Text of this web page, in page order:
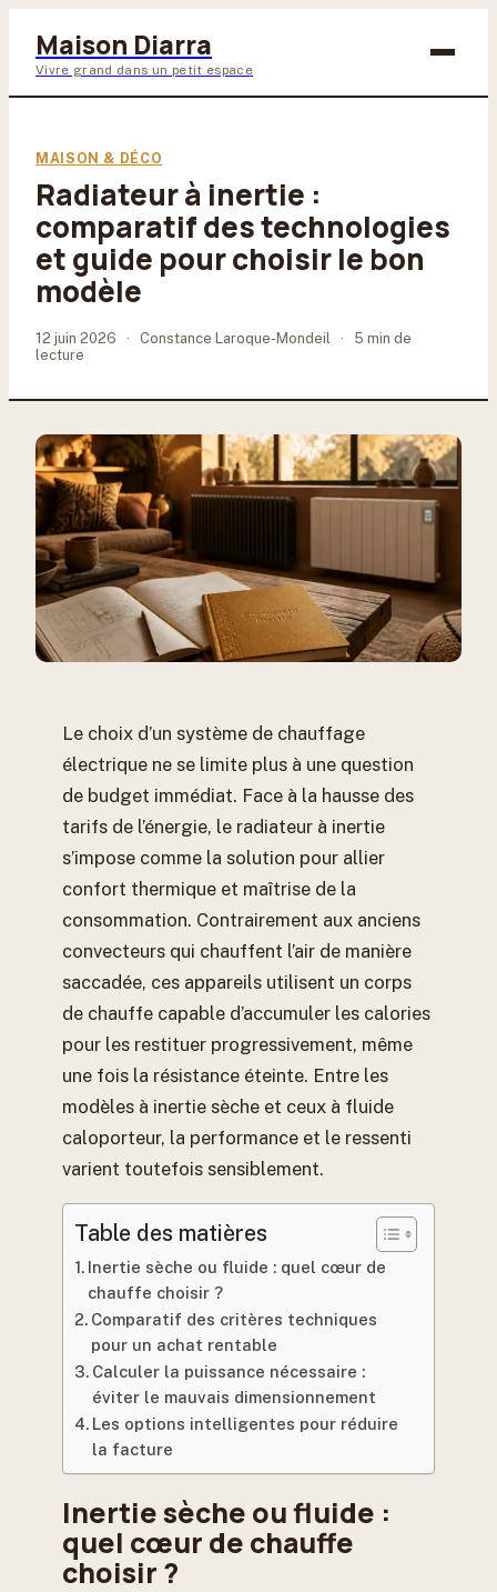
Maison Diarra
Vivre grand dans un petit espace
Maison & Déco
Jardinage
Lifestyle
MAISON & DÉCO
Radiateur à inertie :
comparatif des technologies
et guide pour choisir le bon
modèle
12 juin 2026 · Constance Laroque-Mondeil ·
5 min de
lecture
Le choix d’un système de chauffage
électrique ne se limite plus à une question
de budget immédiat. Face à la hausse des
tarifs de l’énergie, le radiateur à inertie
s’impose comme la solution pour allier
confort thermique et maîtrise de la
consommation. Contrairement aux anciens
convecteurs qui chauffent l’air de manière
saccadée, ces appareils utilisent un corps
de chauffe capable d’accumuler les calories
pour les restituer progressivement, même
une fois la résistance éteinte. Entre les
modèles à inertie sèche et ceux à fluide
caloporteur, la performance et le ressenti
varient toutefois sensiblement.
Table des matières
Inertie sèche ou fluide : quel cœur de
chauffe choisir ?
Comparatif des critères techniques
pour un achat rentable
Calculer la puissance nécessaire :
éviter le mauvais dimensionnement
Les options intelligentes pour réduire
la facture
Inertie sèche ou fluide :
quel cœur de chauffe
choisir ?